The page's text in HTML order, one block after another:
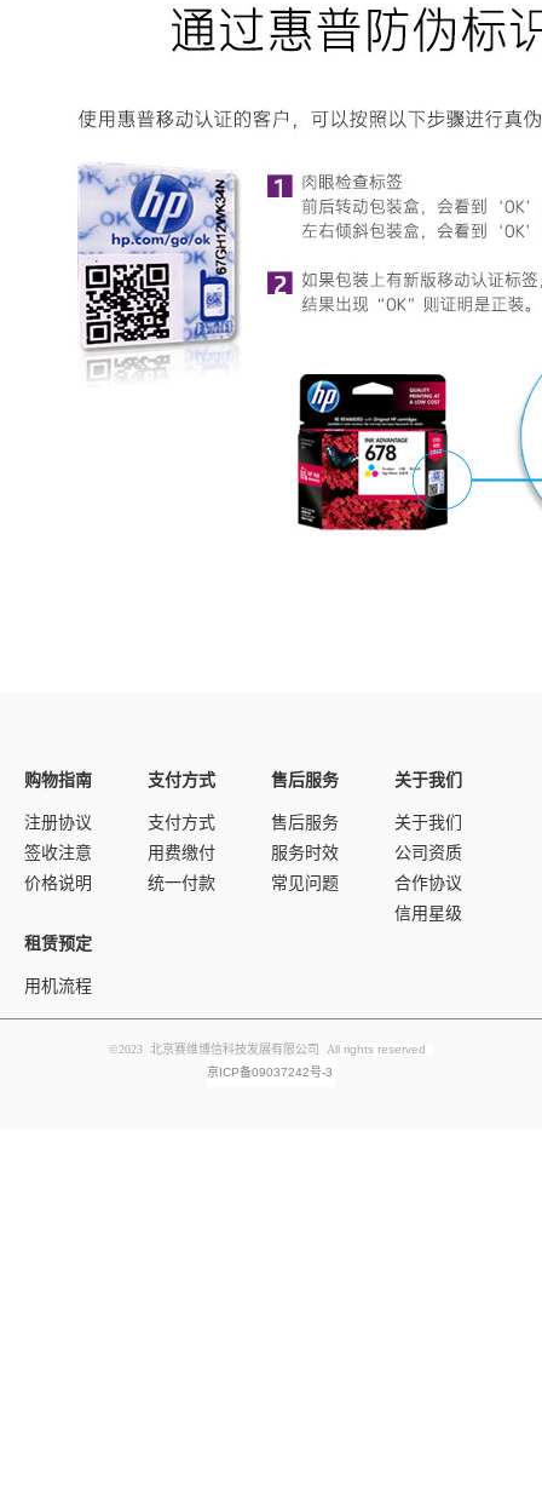
购物指南
注册协议
签收注意
价格说明
支付方式
支付方式
用费缴付
统一付款
售后服务
售后服务
服务时效
常见问题
关于我们
关于我们
公司资质
合作协议
信用星级
租赁预定
用机流程
©2023 北京赛维博信科技发展有限公司 All rights reserved
京ICP备09037242号-3